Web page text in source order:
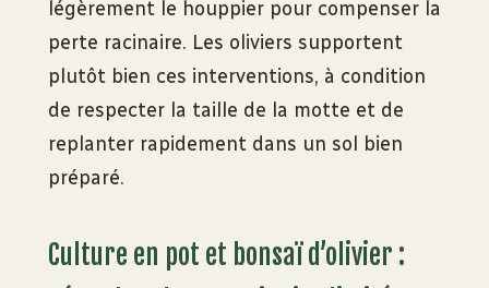
légèrement le houppier pour compenser la
perte racinaire. Les oliviers supportent
plutôt bien ces interventions, à condition
de respecter la taille de la motte et de
replanter rapidement dans un sol bien
préparé.
Culture en pot et bonsaï d’olivier :